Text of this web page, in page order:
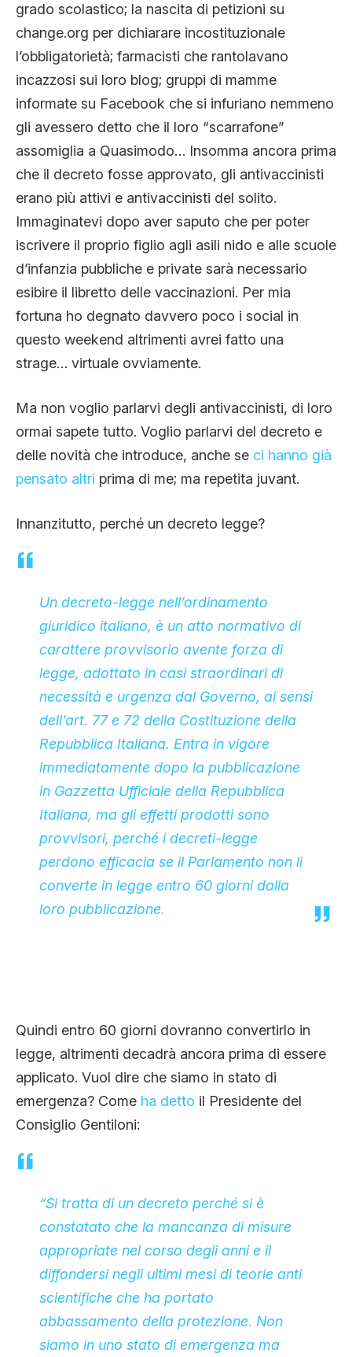
CONTATTI
CHI SIAMO
grado scolastico; la nascita di petizioni su
change.org per dichiarare incostituzionale
l’obbligatorietà; farmacisti che rantolavano
incazzosi sui loro blog; gruppi di mamme
informate su Facebook che si infuriano nemmeno
gli avessero detto che il loro “scarrafone”
assomiglia a Quasimodo… Insomma ancora prima
che il decreto fosse approvato, gli antivaccinisti
erano più attivi e antivaccinisti del solito.
Immaginatevi dopo aver saputo che per poter
iscrivere il proprio figlio agli asili nido e alle scuole
d’infanzia pubbliche e private sarà necessario
esibire il libretto delle vaccinazioni. Per mia
fortuna ho degnato davvero poco i social in
questo weekend altrimenti avrei fatto una
strage… virtuale ovviamente.
Ma non voglio parlarvi degli antivaccinisti, di loro
ormai sapete tutto. Voglio parlarvi del decreto e
delle novità che introduce, anche se ci hanno già
pensato altri prima di me; ma repetita juvant.
Innanzitutto, perché un decreto legge?
Un decreto-legge nell’ordinamento
giuridico italiano, è un atto normativo di
carattere provvisorio avente forza di
legge, adottato in casi straordinari di
necessità e urgenza dal Governo, ai sensi
dell’art. 77 e 72 della Costituzione della
Repubblica Italiana. Entra in vigore
immediatamente dopo la pubblicazione
in Gazzetta Ufficiale della Repubblica
Italiana, ma gli effetti prodotti sono
provvisori, perché i decreti-legge
perdono efficacia se il Parlamento non li
converte in legge entro 60 giorni dalla
loro pubblicazione.
Quindi entro 60 giorni dovranno convertirlo in
legge, altrimenti decadrà ancora prima di essere
applicato. Vuol dire che siamo in stato di
emergenza? Come ha detto il Presidente del
Consiglio Gentiloni:
“Si tratta di un decreto perché si è
constatato che la mancanza di misure
appropriate nel corso degli anni e il
diffondersi negli ultimi mesi di teorie anti
scientifiche che ha portato
abbassamento della protezione. Non
siamo in uno stato di emergenza ma